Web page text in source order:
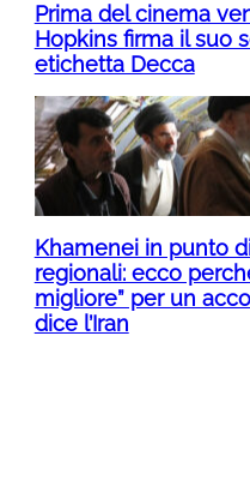
Prima del cinema
Hopkins firma il suo
etichetta Decca
Khamenei in punto
regionali: ecco
migliore” per un
dice l’Iran